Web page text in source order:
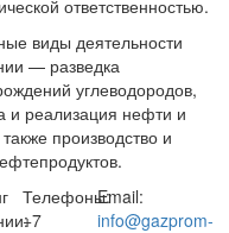
ответственностью.
виды деятельности
— разведка
углеводородов,
и реализация нефти и
также производство и
Телефоны:
+7
Email:
info@gazprom-